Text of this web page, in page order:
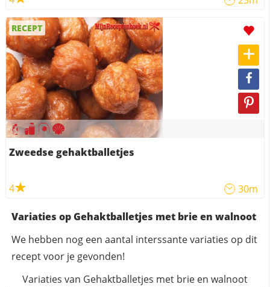
RECEPT
Zweedse gehaktballetjes
4 30m
Variaties op Gehaktballetjes met brie en walnoot
We hebben nog een aantal interssante variaties op dit
recept voor je gevonden!
Variaties van Gehaktballetjes met brie en walnoot